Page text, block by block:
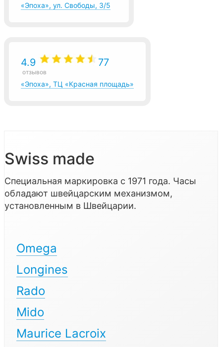
«Эпоха», ул. Свободы, 3/5
4.9 77
отзывов
«Эпоха», ТЦ «Красная площадь»
Swiss made
Специальная маркировка с 1971 года. Часы
обладают швейцарским механизмом,
установленным в Швейцарии.
Omega
Longines
Rado
Mido
Maurice Lacroix